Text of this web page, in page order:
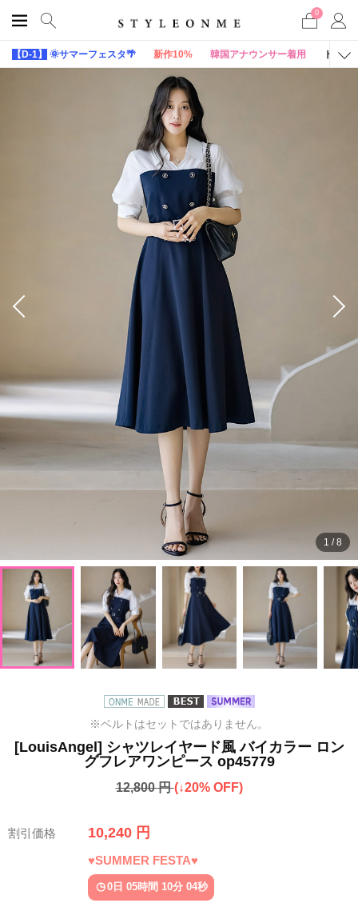
0
【D-1】 🌞サマーフェスタ🌴 新作10% 韓国アナウンサー着用 トップ
1 /8
※ベルトはセットではありません。
[LouisAngel] シャツレイヤード風 バイカラー ロン
グフレアワンピース op45779
12,800 円(↓20% OFF)
割引価格 10,240 円
♥SUMMER FESTA♥
0日 05時間 10分 01秒